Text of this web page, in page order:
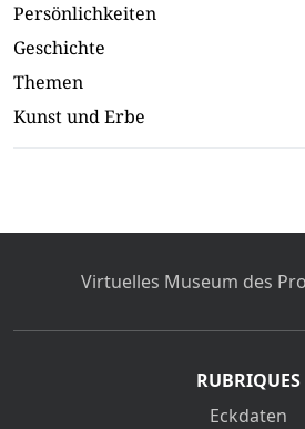
Persönlichkeiten
Geschichte
Themen
Kunst und Erbe
Virtuelles Museum des
RUBRIQUES
Eckdaten